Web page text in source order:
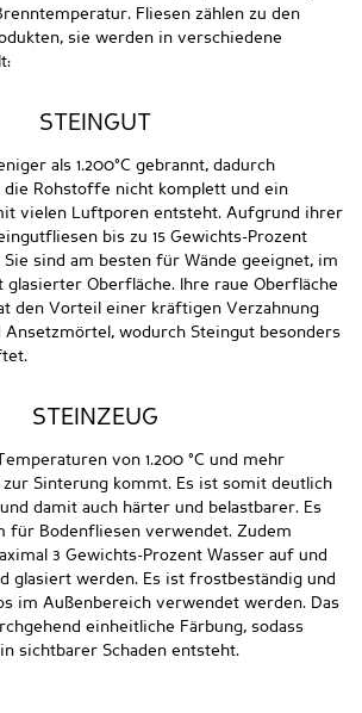
Fliesen zählen zu den
sie werden in verschiedene
STEINGUT
als 1.200°C gebrannt, dadurch
Rohstoffe nicht komplett und ein
vielen Luftporen entsteht. Aufgrund ihrer
bis zu 15 Gewichts-Prozent
sind am besten für Wände geeignet, im
glasierter Oberfläche. Ihre raue Oberfläche
den Vorteil einer kräftigen Verzahnung
Ansetzmörtel, wodurch Steingut besonders
STEINZEUG
von 1.200 °C und mehr
zur Sinterung kommt. Es ist somit deutlich
damit auch härter und belastbarer. Es
für Bodenfliesen verwendet. Zudem
3 Gewichts-Prozent Wasser auf und
glasiert werden. Es ist frostbeständig und
im Außenbereich verwendet werden. Das
einheitliche Färbung, sodass
sichtbarer Schaden entsteht.